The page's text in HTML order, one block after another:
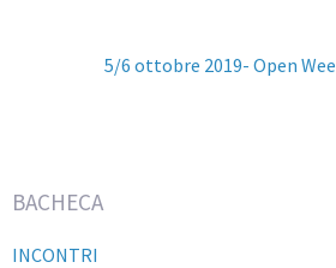
5/6 ottobre 2019- Open
BACHECA
INCONTRI